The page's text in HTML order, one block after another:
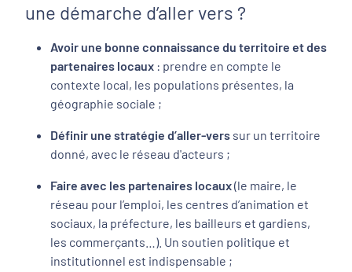
une démarche d’aller vers ?
Avoir une bonne connaissance du territoire et des
partenaires locaux : prendre en compte le
contexte local, les populations présentes, la
géographie sociale ;
Définir une stratégie d’aller-vers sur un territoire
donné, avec le réseau d'acteurs ;
Faire avec les partenaires locaux(le maire, le
réseau pour l’emploi, les centres d’animation et
sociaux, la préfecture, les bailleurs et gardiens,
les commerçants…). Un soutien politique et
institutionnel est indispensable ;